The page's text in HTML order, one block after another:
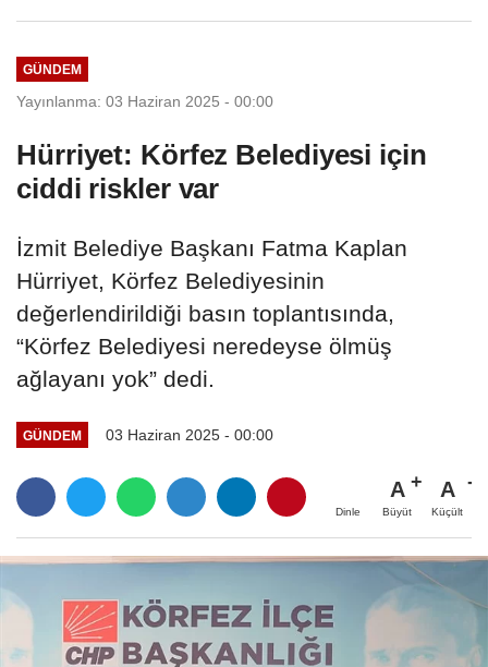
GÜNDEM
Yayınlanma: 03 Haziran 2025 - 00:00
Hürriyet: Körfez Belediyesi için
ciddi riskler var
İzmit Belediye Başkanı Fatma Kaplan
Hürriyet, Körfez Belediyesinin
değerlendirildiği basın toplantısında,
“Körfez Belediyesi neredeyse ölmüş
ağlayanı yok” dedi.
GÜNDEM 03 Haziran 2025 - 00:00
Dinle
A
Büyüt
A
Küçült